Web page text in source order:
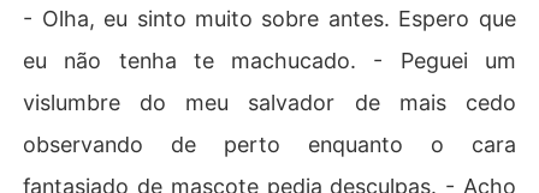
- Olha, eu sinto muito sobre antes. Espero que
eu não tenha te machucado. - Peguei um
vislumbre do meu salvador de mais cedo
observando de perto enquanto o cara
fantasiado de mascote pedia desculpas. - Acho